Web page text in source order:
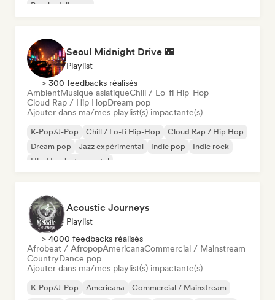
Psychedelic pop
Seoul Midnight Drive 🌃
Playlist
> 300 feedbacks réalisés
AmbientMusique asiatiqueChill / Lo-fi Hip-Hop
Cloud Rap / Hip HopDream pop
Ajouter dans ma/mes playlist(s) impactante(s)
K-Pop/J-Pop Chill / Lo-fi Hip-Hop
Cloud Rap / Hip Hop
Dream pop
Jazz expérimental Indie pop
Indie rock
Hip-Hop instrumental
Acoustic Journeys
Playlist
> 4000 feedbacks réalisés
Afrobeat / AfropopAmericanaCommercial / Mainstream
CountryDance pop
Ajouter dans ma/mes playlist(s) impactante(s)
K-Pop/J-Pop Americana
Commercial / Mainstream